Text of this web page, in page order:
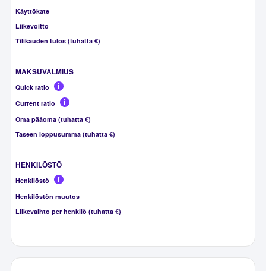
Käyttökate
Liikevoitto
Tilikauden tulos (tuhatta €)
MAKSUVALMIUS
Quick ratio
Current ratio
Oma pääoma (tuhatta €)
Taseen loppusumma (tuhatta €)
HENKILÖSTÖ
Henkilöstö
Henkilöstön muutos
Liikevaihto per henkilö (tuhatta €)